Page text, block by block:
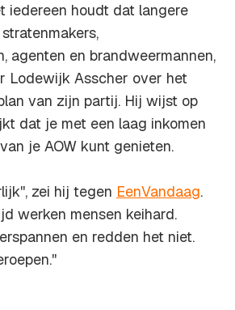
iedereen houdt dat langere
agenten en brandweermannen,
Lodewijk Asscher over het
van zijn partij. Hij wijst op
dat je met een laag inkomen
je AOW kunt genieten.
zei hij tegen EenVandaag.
werken mensen keihard.
en redden het niet.